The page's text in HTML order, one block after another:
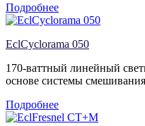
Подробнее
EclCyclorama 050
170-ваттный линейный
основе системы
Подробнее